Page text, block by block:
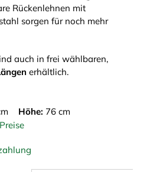
Rückenlehnen mit
sorgen für noch mehr
auch in frei wählbaren,
erhältlich.
Höhe: 76 cm